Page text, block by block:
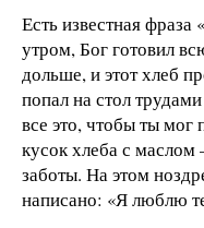
Есть известная фраза
утром, Бог готовил
дольше, и этот хлеб
попал на стол
все это, чтобы ты мог
кусок хлеба с
заботы. На этом
написано: «Я люблю